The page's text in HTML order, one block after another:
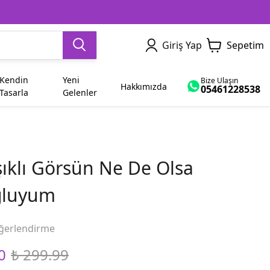
Giriş Yap Sepetim
Abla Bayram
Yenge
Kendin
Tasarla
Yeni
Gelenler
Hakkımızda Bize Ulaşın
05461228538
Görsün Ne De Olsa
₺ 299.99